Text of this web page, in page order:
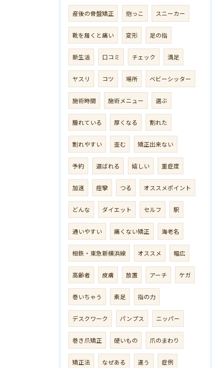
産後の骨盤矯正 抱っこ スニーカー
靴を履くと痛い 変形 足の指
新生活 口コミ チェック 満足
ヤスリ コツ 場所 ベビーシッター
施術時間 施術メニュー 選ぶ
腫れている 厚くなる 割れた
割れやすい 歪む 矯正出来ない
予約 選ばれる 嬉しい 重症度
加速 痙攣 つる オススメポイント
どんな ダイエット セルフ 駅
通いやすい 痛くない矯正 海老名
相鉄・東急新横浜線 オススメ 幅広
高齢者 皮膚 放置 アーチ ケガ
巻いちゃう 素足 指の力
デスクワーク パンプス ニッパー
巻き爪矯正 硬いもの 爪のまわり
矯正法 なぜある 違う 症例